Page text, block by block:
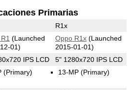
Primarias
R1x
(Launched
01)
Oppo R1x(Launched
2015-01-01)
IPS LCD 5" 1280x720 IPS LCD
(Primary) 13-MP (Primary)